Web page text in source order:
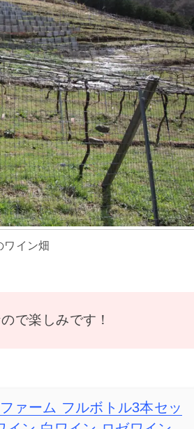
ワイン畑
で楽しみです！
ァーム フルボトル3本セッ